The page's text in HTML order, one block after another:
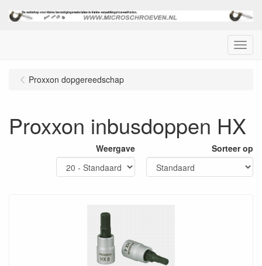
Menu
Proxxon dopgereedschap
Proxxon inbusdoppen HX
Weergave Sorteer op